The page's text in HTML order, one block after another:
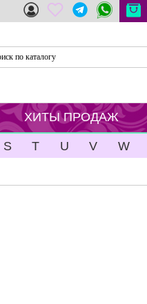
ХИТЫ ПРОДАЖ
S T U V W